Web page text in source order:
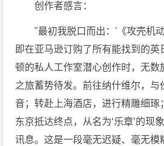
创作者感言：
"最初我脱口而出：'《攻壳机
即在亚马逊订购了所有能找到的英
顿的私人工作室潜心创作时，无数
之旅蓄势待发。前往纳什维尔，与
音；转赴上海酒店，进行精雕细琢
东京抵达终点，从名为‘乐章’的现
讯息。这是一段毫无迟疑、毫无模